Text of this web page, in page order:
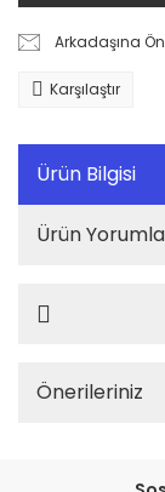
Arkadaşına
Karşılaştır
Ürün Bilgisi
Ürün
Önerileriniz